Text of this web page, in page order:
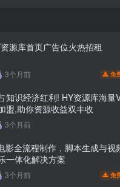
源库首页广告位火热招租
3个月前 免
知识经济红利! HY资源库海量
盟,助你资源收益双丰收
3个月前
影全流程制作，脚本生成与视
一体化解决方案
3个月前 免